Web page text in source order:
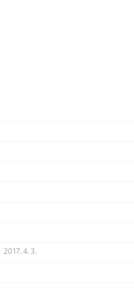
2017. 4. 3.